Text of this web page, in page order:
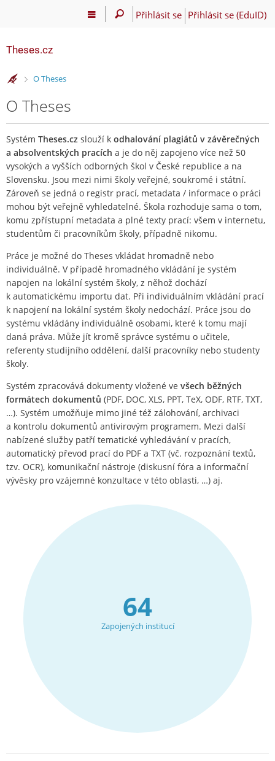
Přihlásit se Přihlásit se (EduID)
Theses.cz
>
O Theses
O Theses
Systém Theses.cz slouží k odhalování plagiátů v závěrečných
a absolventských pracích a je do něj zapojeno více než 50
vysokých a vyšších odborných škol v České republice a na
Slovensku. Jsou mezi nimi školy veřejné, soukromé i státní.
Zároveň se jedná o registr prací, metadata / informace o práci
mohou být veřejně vyhledatelné. Škola rozhoduje sama o tom,
komu zpřístupní metadata a plné texty prací: všem v internetu,
studentům či pracovníkům školy, případně nikomu.
Práce je možné do Theses vkládat hromadně nebo
individuálně. V případě hromadného vkládání je systém
napojen na lokální systém školy, z něhož dochází
k automatickému importu dat. Při individuálním vkládání prací
k napojení na lokální systém školy nedochází. Práce jsou do
systému vkládány individuálně osobami, které k tomu mají
daná práva. Může jít kromě správce systému o učitele,
referenty studijního oddělení, další pracovníky nebo studenty
školy.
Systém zpracovává dokumenty vložené ve všech běžných
formátech dokumentů (PDF, DOC, XLS, PPT, TeX, ODF, RTF, TXT,
…). Systém umožňuje mimo jiné též zálohování, archivaci
a kontrolu dokumentů antivirovým programem. Mezi další
nabízené služby patří tematické vyhledávání v pracích,
automatický převod prací do PDF a TXT (vč. rozpoznání textů,
tzv. OCR), komunikační nástroje (diskusní fóra a informační
vývěsky pro vzájemné konzultace v této oblasti, …) aj.
64
Zapojených institucí